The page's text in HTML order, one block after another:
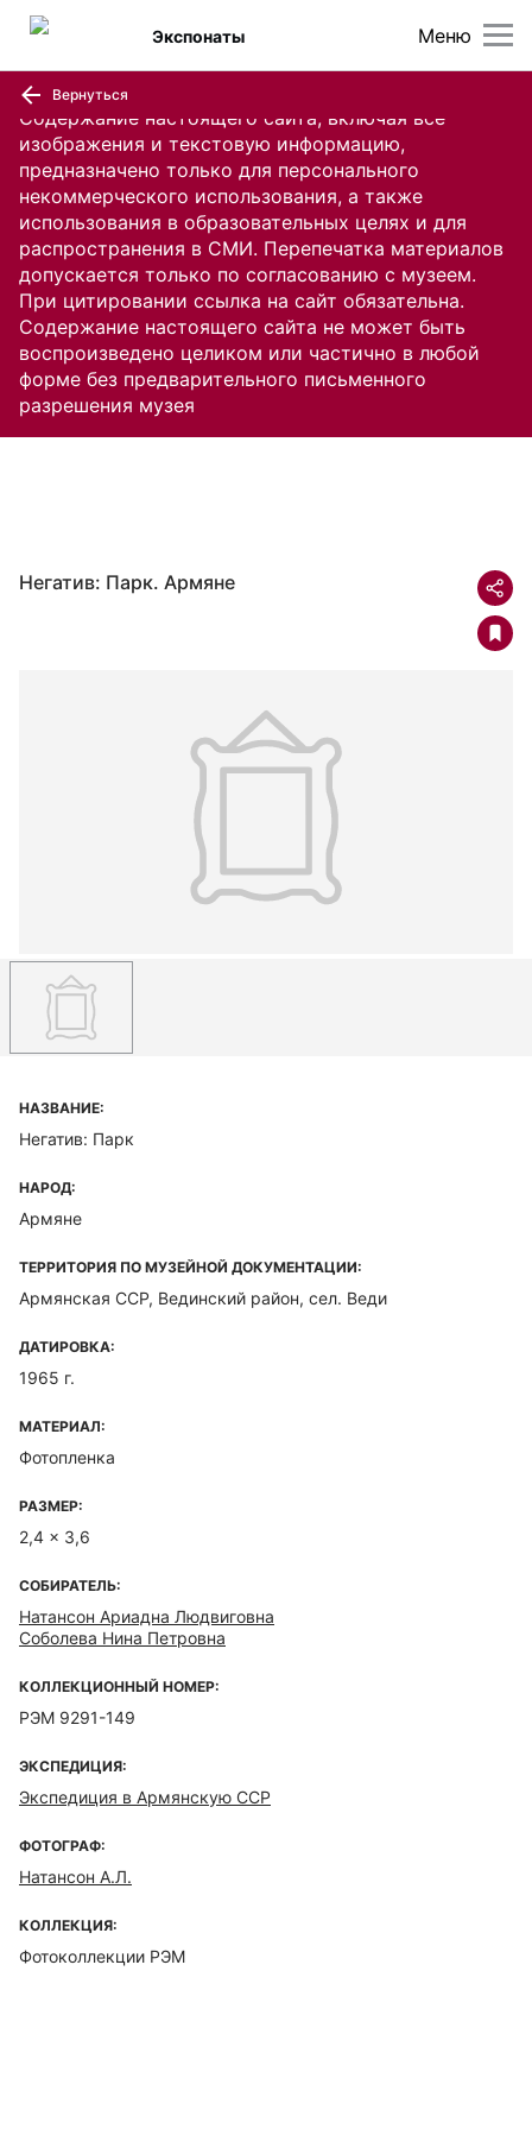
Содержание настоящего сайта, включая все
изображения и текстовую информацию,
предназначено только для персонального
некоммерческого использования, а также
использования в образовательных целях и для
распространения в СМИ. Перепечатка материалов
допускается только по согласованию с музеем.
При цитировании ссылка на сайт обязательна.
Содержание настоящего сайта не может быть
воспроизведено целиком или частично в любой
форме без предварительного письменного
разрешения музея
Меню
Экспонаты
Вернуться
Негатив: Парк. Армяне
НАЗВАНИЕ:
Негатив: Парк
НАРОД:
Армяне
ТЕРРИТОРИЯ ПО МУЗЕЙНОЙ ДОКУМЕНТАЦИИ:
Армянская ССР, Вединский район, сел. Веди
ДАТИРОВКА:
1965 г.
МАТЕРИАЛ:
Фотопленка
РАЗМЕР:
2,4 x 3,6
СОБИРАТЕЛЬ:
Натансон Ариадна Людвиговна
Соболева Нина Петровна
КОЛЛЕКЦИОННЫЙ НОМЕР:
РЭМ 9291-149
ЭКСПЕДИЦИЯ:
Экспедиция в Армянскую ССР
ФОТОГРАФ:
Натансон А.Л.
КОЛЛЕКЦИЯ:
Фотоколлекции РЭМ